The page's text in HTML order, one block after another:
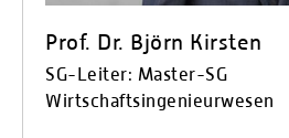
Prof. Dr. Björn Kirsten
SG-Leiter: Master-SG
Wirtschaftsingenieurwesen